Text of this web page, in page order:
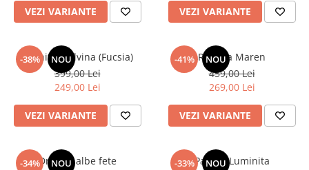
VEZI VARIANTE VEZI VARIANTE
-38% NOU
Rochita Malvina (Fucsia)
399,00 Lei
249,00 Lei
VEZI VARIANTE
-41% NOU
Rochita Maren
459,00 Lei
269,00 Lei
VEZI VARIANTE
-34% NOU
Dresuri albe fete
-33% NOU
Pantofi Luminita